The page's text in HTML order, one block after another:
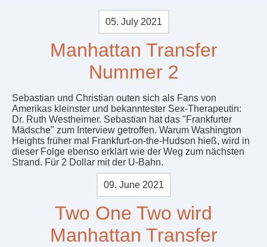
05. July 2021
Manhattan Transfer
Nummer 2
Sebastian und Christian outen sich als Fans von
Amerikas kleinster und bekanntester Sex-Therapeutin:
Dr. Ruth Westheimer. Sebastian hat das "Frankfurter
Mädsche" zum Interview getroffen. Warum Washington
Heights früher mal Frankfurt-on-the-Hudson hieß, wird in
dieser Folge ebenso erklärt wie der Weg zum nächsten
Strand. Für 2 Dollar mit der U-Bahn.
09. June 2021
Two One Two wird
Manhattan Transfer